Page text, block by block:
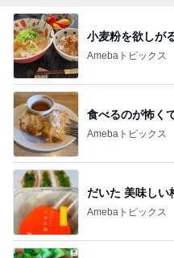
小麦粉を欲しが
Amebaトピックス
食べるのが怖く
Amebaトピックス
だいた 美味しい
Amebaトピックス